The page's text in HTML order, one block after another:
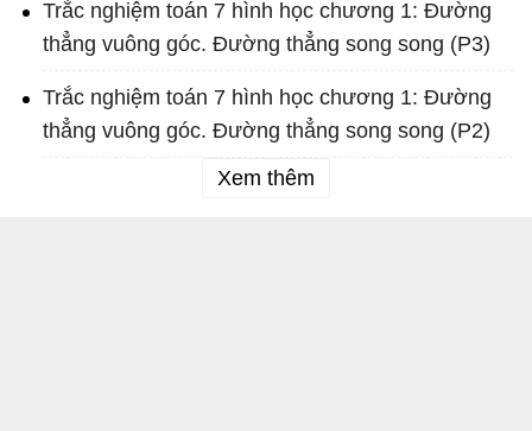
Trắc nghiệm toán 7 hình học chương 1: Đường
thẳng vuông góc. Đường thẳng song song (P3)
Trắc nghiệm toán 7 hình học chương 1: Đường
thẳng vuông góc. Đường thẳng song song (P2)
Xem thêm